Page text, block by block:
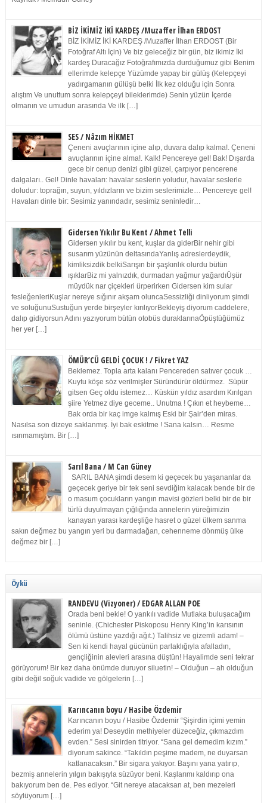
BİZ İKİMİZ İKİ KARDEŞ /Muzaffer İlhan ERDOST
BİZ İKİMİZ İKİ KARDEŞ /Muzaffer İlhan ERDOST (Bir
Fotoğraf Altı İçin) Ve biz geleceğiz bir gün, biz ikimiz İki
kardeş Duracağız Fotoğrafımızda durduğumuz gibi Benim
ellerimde kelepçe Yüzümde yapay bir gülüş (Kelepçeyi
yadırgamanın gülüşü belki İlk kez olduğu için Sonra
alıştım Ve unuttum sonra kelepçeyi bileklerimde) Senin yüzün İçerde
olmanın ve umudun arasında Ve ilk […]
SES / Nâzım HİKMET
Çeneni avuçlarının içine alıp, duvara dalıp kalma!. Çeneni
avuçlarının içine alma!. Kalk! Pencereye gel! Bak! Dışarda
gece bir cenup denizi gibi güzel, çarpıyor pencerene
dalgaları.. Gel! Dinle havaları: havalar seslerin yoludur, havalar seslerle
doludur: toprağın, suyun, yıldızların ve bizim seslerimizle… Pencereye gel!
Havaları dinle bir: Sesimiz yanındadır, sesimiz seninledir…
Gidersen Yıkılır Bu Kent / Ahmet Telli
Gidersen yıkılır bu kent, kuşlar da giderBir nehir gibi
susarım yüzünün deltasındaYanlış adreslerdeydik,
kimliksizdik belkiSarışın bir şaşkınlık olurdu bütün
ışıklarBiz mi yalnızdık, durmadan yağmur yağardıÜşür
müydük nar çiçekleri ürperirken Gidersen kim sular
fesleğenleriKuşlar nereye sığınır akşam oluncaSessizliği dinliyorum şimdi
ve soluğunuSustuğun yerde birşeyler kırılıyorBekleyiş diyorum caddelere,
dalıp gidiyorsun Adını yazıyorum bütün otobüs duraklarınaÖpüştüğümüz
her yer […]
ÖMÜR’CÜ GELDİ ÇOCUK ! / Fikret YAZ
Beklemez. Topla arta kalanı Pencereden satıver çocuk …
Kuytu köşe söz verilmişler Süründürür öldürmez. Süpür
gitsen Geç oldu istemez… Küskün yıldız asardım Kırılgan
şiire Yetmez diye geceme.. Unutma ! Çıkın et heybeme…
Bak orda bir kaç imge kalmış Eski bir Şair’den miras.
Nasılsa son dizeye saklanmış. İyi bak eskitme ! Sana kalsın… Resme
ısınmamıştım. Bir […]
Sarıl Bana / M Can Güney
SARIL BANA şimdi desem ki geçecek bu yaşananlar da
geçecek geriye bir tek seni sevdiğim kalacak bende bir de
o masum çocukların yangın mavisi gözleri belki bir de bir
türlü duyulmayan çığlığında annelerin yüreğimizin
kanayan yarası kardeşliğe hasret o güzel ülkem sanma
sakın değmez bu yangın yeri bu darmadağan, cehenneme dönmüş ülke
değmez bir […]
Öykü
RANDEVU (Vizyoner) / EDGAR ALLAN POE
Orada beni bekle! O yankılı vadide Mutlaka buluşacağım
seninle. (Chichester Piskoposu Henry King’in karısının
ölümü üstüne yazdığı ağıt.) Talihsiz ve gizemli adam! –
Sen ki kendi hayal gücünün parlaklığıyla afalladın,
gençliğinin alevleri arasına düştün! Hayalimde seni tekrar
görüyorum! Bir kez daha önümde duruyor siluetin! – Olduğun – ah olduğun
gibi değil soğuk vadide ve gölgelerin […]
Karıncanın boyu / Hasibe Özdemir
Karıncanın boyu / Hasibe Özdemir “Şişirdin içimi yemin
ederim ya! Deseydin methiyeler düzeceğiz, çıkmazdım
evden.” Sesi sinirden titriyor. “Sana gel demedim kızım.”
diyorum sakince. “Takıldın peşime madem, ne duyarsan
katlanacaksın.” Bir sigara yakıyor. Başını yana yatırıp,
bezmiş annelerin yılgın bakışıyla süzüyor beni. Kaşlarımı kaldırıp ona
bakıyorum ben de. Pes ediyor. “Git nereye atacaksan at, ben mezeleri
söylüyorum […]